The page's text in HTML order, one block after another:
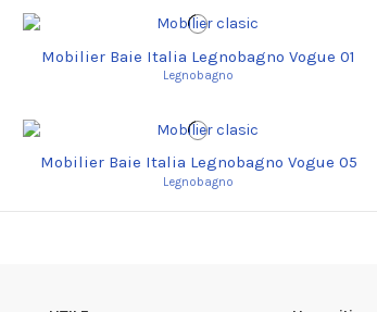
Mobilier Baie Italia Legnobagno Vogue 01
Legnobagno
Mobilier Baie Italia Legnobagno Vogue 05
Legnobagno